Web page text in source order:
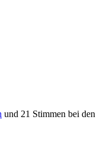
und 21 Stimmen bei den